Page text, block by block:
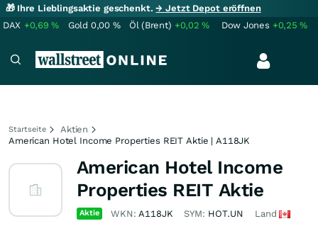
🎁 Ihre Lieblingsaktie geschenkt.→ Jetzt Depot eröffnen
DAX +0,69% Gold 0,00 % Öl (Brent) +0,02% Dow Jones +0,25%
Startseite
Aktien
American Hotel Income Properties REIT Aktie | A118JK
American Hotel Income
Properties REIT Aktie
Aktie WKN:A118JK SYM: HOT.UN Land